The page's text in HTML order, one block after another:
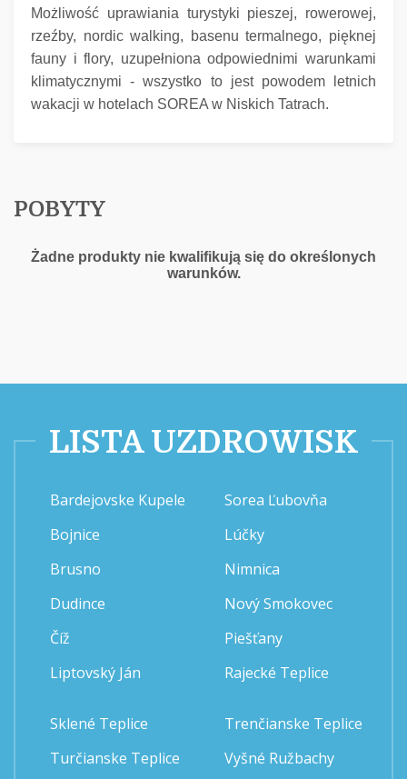
Możliwość uprawiania turystyki pieszej, rowerowej,
rzeźby, nordic walking, basenu termalnego, pięknej
fauny i flory, uzupełniona odpowiednimi warunkami
klimatycznymi - wszystko to jest powodem letnich
wakacji w hotelach SOREA w Niskich Tatrach.
POBYTY
Żadne produkty nie kwalifikują się do określonych
warunków.
LISTA UZDROWISK
Bardejovske Kupele
Bojnice
Brusno
Dudince
Číž
Liptovský Ján
Sorea Ľubovňa
Lúčky
Nimnica
Nový Smokovec
Piešťany
Rajecké Teplice
Sklené Teplice
Turčianske Teplice
Trenčianske Teplice
Vyšné Ružbachy